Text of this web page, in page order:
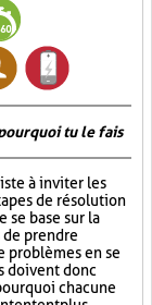
tu le fais
à inviter les
de résolution
se base sur la
prendre
problèmes en se
doivent donc
chacune